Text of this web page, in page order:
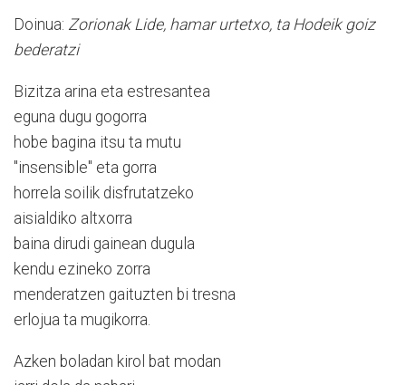
Doinua: Zorionak Lide, hamar urtetxo, ta Hodeik goiz
bederatzi
Bizitza arina eta estresantea
eguna dugu gogorra
hobe bagina itsu ta mutu
"insensible" eta gorra
horrela soilik disfrutatzeko
aisialdiko altxorra
baina dirudi gainean dugula
kendu ezineko zorra
menderatzen gaituzten bi tresna
erlojua ta mugikorra.
Azken boladan kirol bat modan